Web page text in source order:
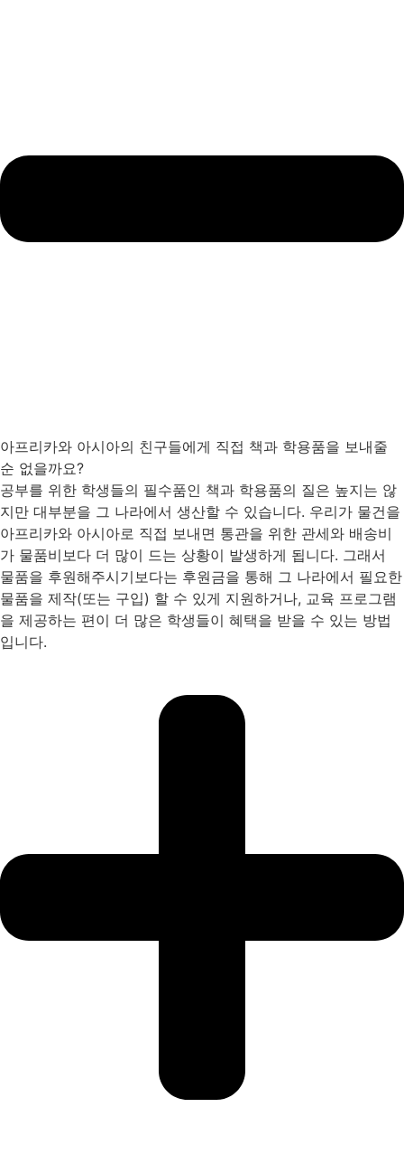
아프리카와 아시아의 친구들에게 직접 책과 학용품을 보내줄
순 없을까요?
공부를 위한 학생들의 필수품인 책과 학용품의 질은 높지는 않
지만 대부분을 그 나라에서 생산할 수 있습니다. 우리가 물건을
아프리카와 아시아로 직접 보내면 통관을 위한 관세와 배송비
가 물품비보다 더 많이 드는 상황이 발생하게 됩니다. 그래서
물품을 후원해주시기보다는 후원금을 통해 그 나라에서 필요한
물품을 제작(또는 구입) 할 수 있게 지원하거나, 교육 프로그램
을 제공하는 편이 더 많은 학생들이 혜택을 받을 수 있는 방법
입니다.